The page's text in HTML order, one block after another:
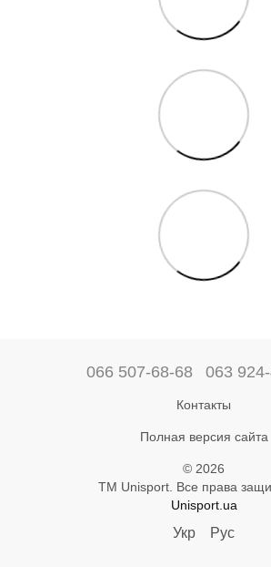
066 507-68-68 063
Контакты
Полная версия сайта
© 2026
ТМ Unisport. Все права
Unisport.ua
Укр Рус